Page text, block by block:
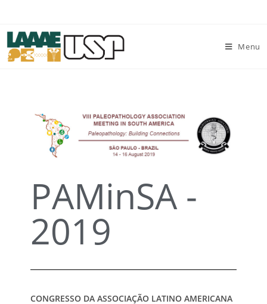
Menu
PAMinSA -
2019
CONGRESSO DA ASSOCIAÇÃO LATINO AMERICANA